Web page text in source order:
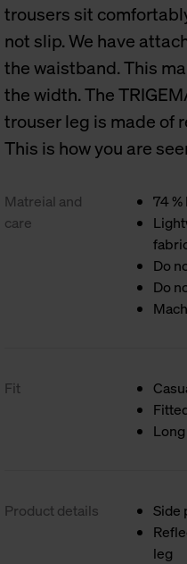
trousers sit
not slip. We have
the waistband. This
the width. The
trouser leg is made of
This is how you are
Matreial and
care
74
Do
Do
Fit
Product details
Side
leg